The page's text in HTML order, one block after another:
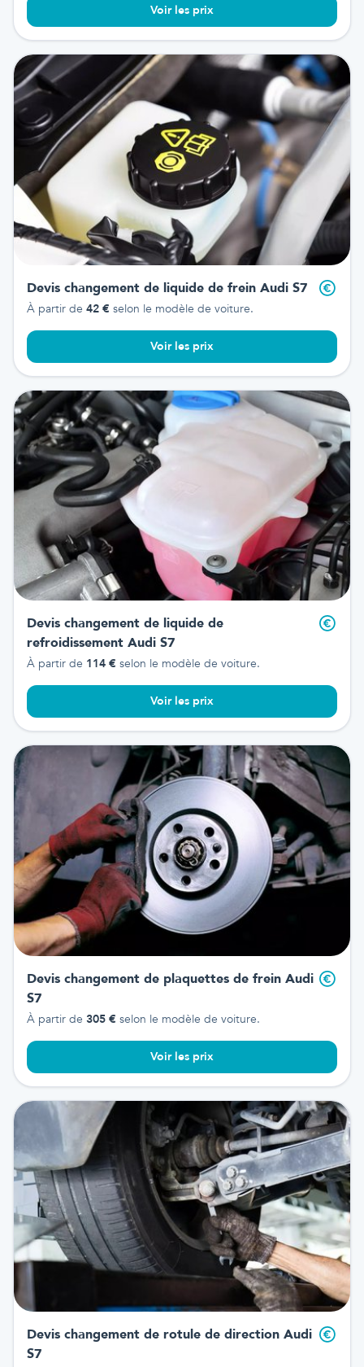
Voir les prix
Devis changement de liquide de frein Audi S7
À partir de 42 € selon le modèle de voiture.
Voir les prix
Devis changement de liquide de
refroidissement Audi S7
À partir de 114 € selon le modèle de voiture.
Voir les prix
Devis changement de plaquettes de frein Audi
S7
À partir de 305 € selon le modèle de voiture.
Voir les prix
Devis changement de rotule de direction Audi
S7